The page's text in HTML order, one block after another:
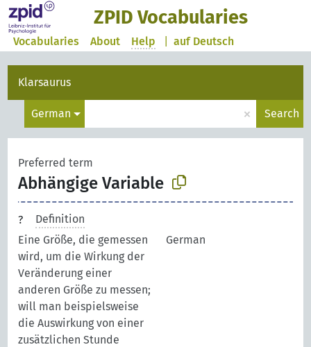
ZPID Vocabularies
auf Deutsch
Vocabularies About Help
Klarsaurus
German × Search
Preferred term
Abhängige Variable
Definition
Eine Größe, die gemessen
wird, um die Wirkung der
Veränderung einer
anderen Größe zu messen;
will man beispielsweise
die Auswirkung von einer
zusätzlichen Stunde
German